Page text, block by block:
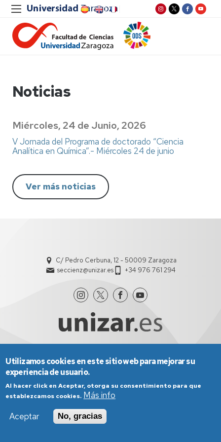
Noticias
Miércoles, 24 de Junio, 2026
V Jornada del Programa de doctorado “Ciencia
Analítica en Química”.- Miércoles 24 de junio
Ver más noticias
C/ Pedro Cerbuna, 12 - 50009 Zaragoza
seccienz@unizar.es
+34 976 761 294
Aviso Legal
Condiciones generales de uso
Política de Privacidad
Utilizamos cookies en este sitio web para mejorar su
experiencia de usuario.
Al hacer click en Aceptar, otorga su consentimiento para que
establezcamos cookies. Más info
Aceptar
No, gracias